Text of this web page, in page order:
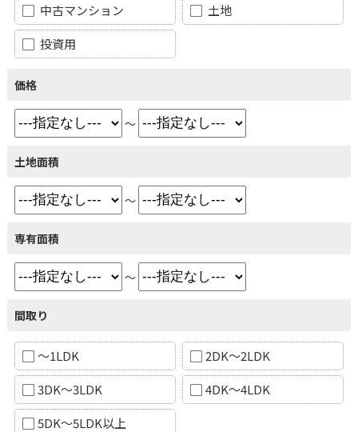
中古マンション
土地
投資用
価格
～
土地面積
～
専有面積
～
間取り
～1LDK
2DK～2LDK
3DK～3LDK
4DK～4LDK
5DK～5LDK以上